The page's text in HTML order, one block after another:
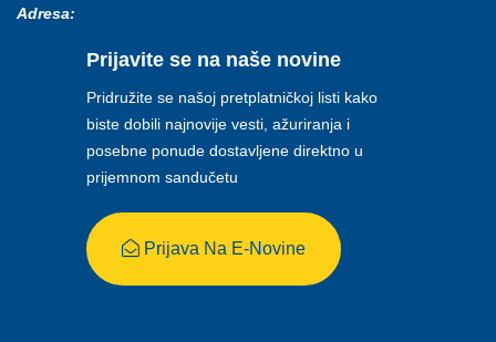
Adresa:
Prijavite se na naše novine
Pridružite se našoj pretplatničkoj listi kako
biste dobili najnovije vesti, ažuriranja i
posebne ponude dostavljene direktno u
prijemnom sandučetu
Prijava Na E-Novine